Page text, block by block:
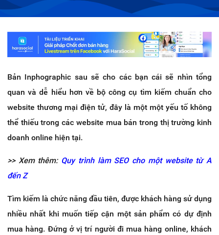
Bản Inphographic sau sẽ cho các bạn cái sẽ nhìn tổng
quan và dễ hiểu hơn về bộ công cụ tìm kiếm chuẩn cho
website thương mại điện tử, đây là một một yếu tố không
thể thiếu trong các website mua bán trong thị trường kinh
doanh online hiện tại.
>> Xem thêm: Quy trình làm SEO cho một website từ A
đến Z
Tìm kiếm là chức năng đầu tiên, được khách hàng sử dụng
nhiều nhất khi muốn tiếp cận một sản phẩm có dự định
mua hàng. Đứng ở vị trí người đi mua hàng online, khách